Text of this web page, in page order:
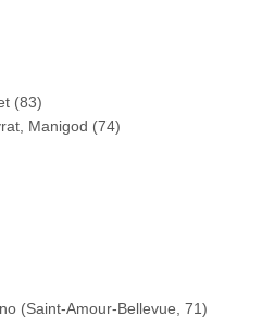
(83)
Manigod (74)
(Saint-Amour-Bellevue, 71)